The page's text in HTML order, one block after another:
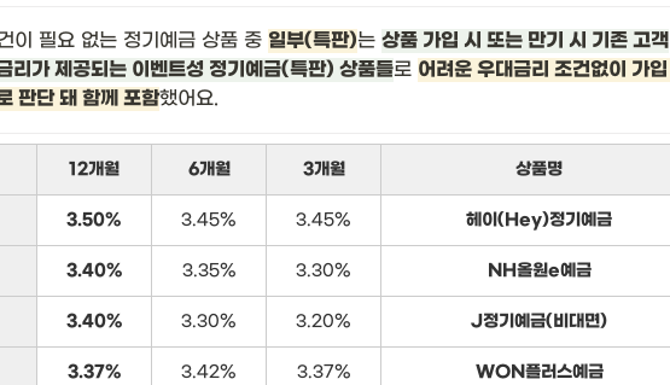
이 필요 없는 정기예금 상품 중 일부(특판)는 상품 가입 시 또는 만기 시 기존 고객
리가 제공되는 이벤트성 정기예금(특판) 상품들로 어려운 우대금리 조건없이 가입
판단 돼 함께 포함했어요.
12개월 6개월 3개월 상품명
3.50% 3.45% 3.45% 헤이(Hey)정기예금
3.40% 3.35% 3.30% NH올원e예금
3.40% 3.30% 3.20% J정기예금(비대면)
3.37% 3.42% 3.37% WON플러스예금